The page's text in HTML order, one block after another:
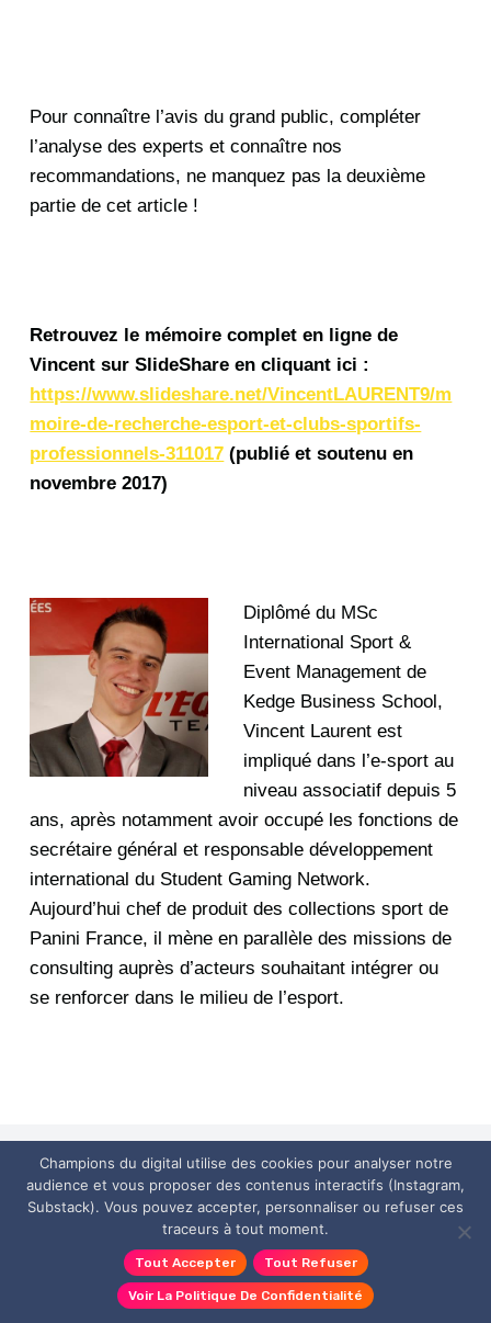
Pour connaître l’avis du grand public, compléter
l’analyse des experts et connaître nos
recommandations, ne manquez pas la deuxième
partie de cet article !
Retrouvez le mémoire complet en ligne de
Vincent sur SlideShare en cliquant ici :
https://www.slideshare.net/VincentLAURENT9/m
moire-de-recherche-esport-et-clubs-sportifs-
professionnels-311017 (publié et soutenu en
novembre 2017)
Diplômé du MSc
International Sport &
Event Management de
Kedge Business School,
Vincent Laurent est
impliqué dans l’e-sport au
niveau associatif depuis 5
ans, après notamment avoir occupé les fonctions de
secrétaire général et responsable développement
international du Student Gaming Network.
Aujourd’hui chef de produit des collections sport de
Panini France, il mène en parallèle des missions de
consulting auprès d’acteurs souhaitant intégrer ou
se renforcer dans le milieu de l’esport.
Publications similaires
Champions du digital utilise des cookies pour analyser notre
audience et vous proposer des contenus interactifs (Instagram,
Substack). Vous pouvez accepter, personnaliser ou refuser ces
traceurs à tout moment.
Tout Accepter Tout Refuser
Voir La Politique De Confidentialité